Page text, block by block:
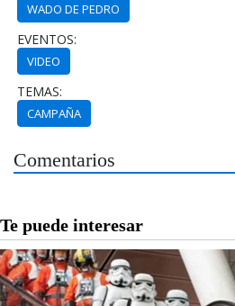
WADO DE PEDRO
EVENTOS:
VIDEO
TEMAS:
CAMPAÑA
Comentarios